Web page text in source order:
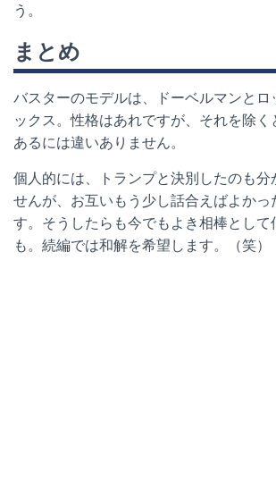
う。
まとめ
バスターのモデルは、ドーベルマンとロ
ックス。性格はあれですが、それを除
あるには違いありません。
個人的には、トランプと決別したのも分
せんが、お互いもう少し話合えばよかっ
す。そうしたらも今でもよき相棒として
も。続編では和解を希望します。（笑）